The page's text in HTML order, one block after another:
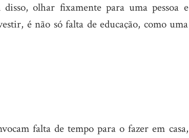
olhar fixamente para uma pessoa e
é não só falta de educação, como uma
falta de tempo para o fazer em casa,